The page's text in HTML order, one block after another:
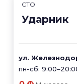
СТО
Ударник
ул.
пн-сб: